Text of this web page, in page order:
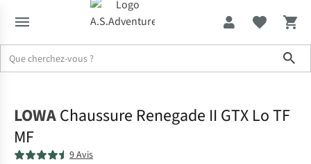
LOWAChaussure Renegade II GTX Lo TF
MF
9 Avis